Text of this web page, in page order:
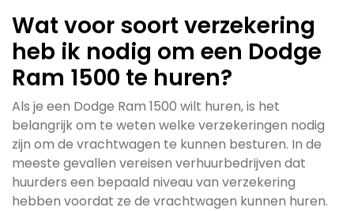
Wat voor soort verzekering
heb ik nodig om een Dodge
Ram 1500 te huren?
Als je een Dodge Ram 1500 wilt huren, is het
belangrijk om te weten welke verzekeringen nodig
zijn om de vrachtwagen te kunnen besturen. In de
meeste gevallen vereisen verhuurbedrijven dat
huurders een bepaald niveau van verzekering
hebben voordat ze de vrachtwagen kunnen huren.